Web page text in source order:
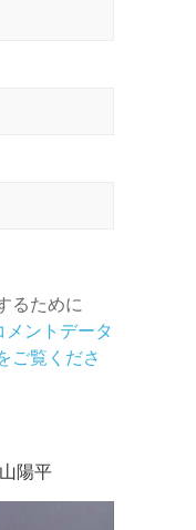
るために
メントデータ
ご覧くださ
陽平